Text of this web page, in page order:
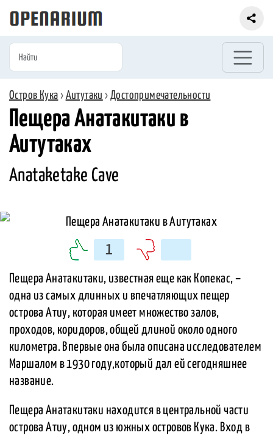
Остров Кука › Аитутаки ›Достопримечательности
Пещера Анатакитаки в
Аитутаках
Anataketake Cave
1
Пещера Анатакитаки, известная еще как Копекас, –
одна из самых длинных и впечатляющих пещер
острова Атиу, которая имеет множество залов,
проходов, коридоров, общей длиной около одного
километра. Впервые она была описана исследователем
Маршалом в 1930 году,который дал ей сегодняшнее
название.
Пещера Анатакитаки находится в центральной части
острова Атиу, одном из южных островов Кука. Вход в